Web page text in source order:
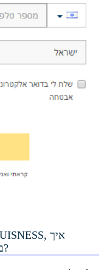
מתקינים את תוכנת NORTON במחשב?